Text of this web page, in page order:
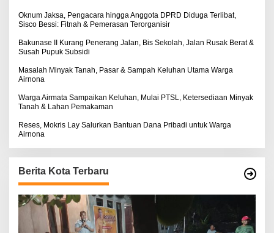
:Oknum Jaksa, Pengacara hingga Anggota DPRD Diduga Terlibat,
Sisco Bessi: Fitnah & Pemerasan Terorganisir
Bakunase II Kurang Penerang Jalan, Bis Sekolah, Jalan Rusak Berat &
Susah Pupuk Subsidi
Masalah Minyak Tanah, Pasar & Sampah Keluhan Utama Warga
Airnona
Warga Airmata Sampaikan Keluhan, Mulai PTSL, Ketersediaan Minyak
Tanah & Lahan Pemakaman
Reses, Mokris Lay Salurkan Bantuan Dana Pribadi untuk Warga
Airnona
Berita Kota Terbaru